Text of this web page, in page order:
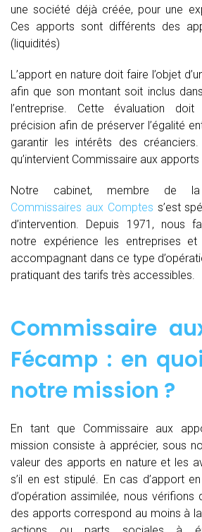
une société déjà créée, pour une
Ces apports sont différents des
(liquidités)
L’apport en nature doit faire l’objet
afin que son montant soit inclus
l’entreprise. Cette évaluation
précision afin de préserver l’égalité
garantir les intérêts des
qu’intervient Commissaire aux apports
Notre cabinet, membre de la
Commissaires aux Comptes s’est
d’intervention. Depuis 1971, nous
notre expérience les entreprises
accompagnant dans ce type
pratiquant des tarifs très accessibles.
Commissaire
Fécamp : en
notre mission ?
En tant que Commissaire aux
mission consiste à apprécier, sous
valeur des apports en nature et les
s’il en est stipulé. En cas d’apport
d’opération assimilée, nous vérifions
des apports correspond au moins à